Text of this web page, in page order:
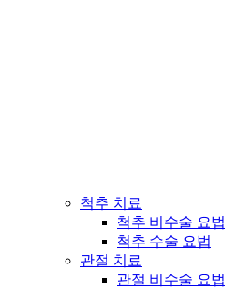
척추 치료
척추 비수술 요법
척추 수술 요법
관절 치료
관절 비수술 요법